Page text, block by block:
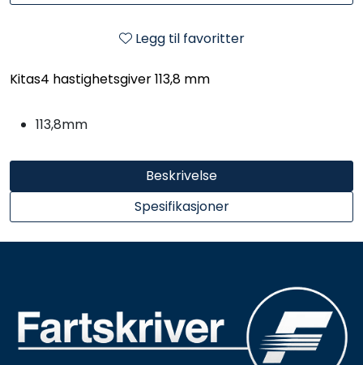
Legg til favoritter
Kitas4 hastighetsgiver 113,8 mm
Beskrivelse
Spesifikasjoner
113,8mm